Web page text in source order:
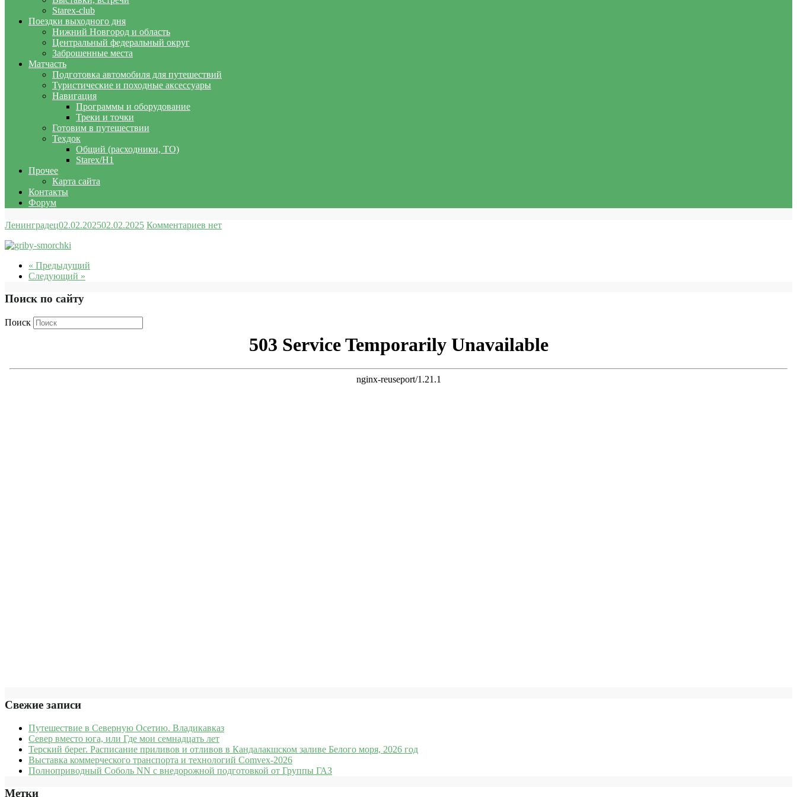
Starex-club
Поездки выходного дня
Нижний Новгород и область
Центральный федеральный округ
Заброшенные места
Матчасть
Подготовка автомобиля для путешествий
Туристические и походные аксессуары
Навигация
Программы и оборудование
Треки и точки
Готовим в путешествии
Техдок
Общий (расходники, ТО)
Starex/H1
Прочее
Карта сайта
Контакты
Форум
Ленинградец02.02.202502.02.2025 Комментариев нет
« Предыдущий
Следующий »
Поиск по сайту
Поиск
Свежие записи
Путешествие в Северную Осетию. Владикавказ
Север вместо юга, или Где мои семнадцать лет
Терский берег. Расписание приливов и отливов в Кандалакшском заливе Белого моря, 2026 год
Выставка коммерческого транспорта и технологий Comvex-2026
Полноприводный Соболь NN с внедорожной подготовкой от Группы ГАЗ
Метки